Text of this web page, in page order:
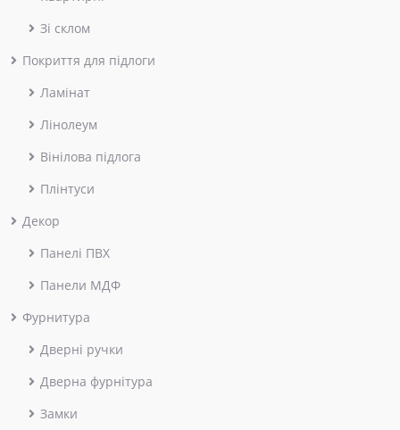
Зі склом
Покриття для підлоги
Ламінат
Лінолеум
Вінілова підлога
Плінтуси
Декор
Панелі ПВХ
Панели МДФ
Фурнитура
Дверні ручки
Дверна фурнітура
Замки